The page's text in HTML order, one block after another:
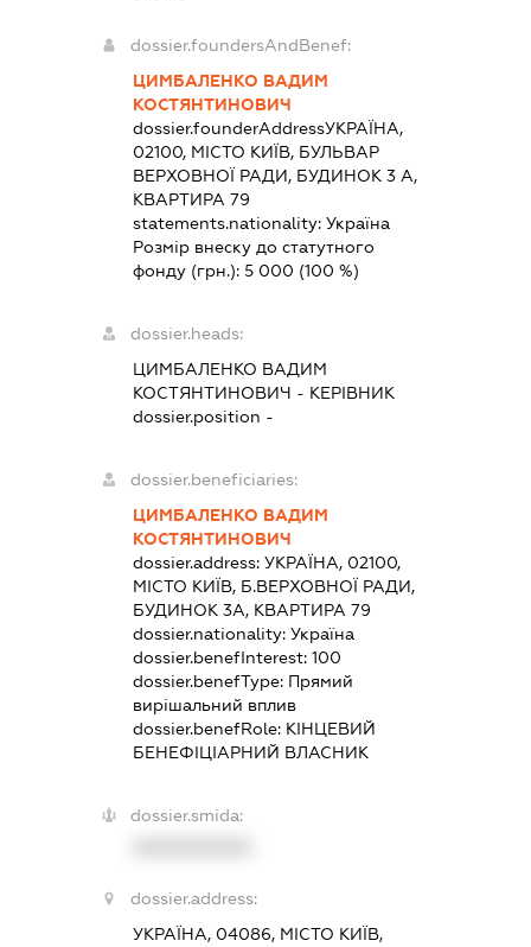
dossier.foundersAndBenef:
ЦИМБАЛЕНКО ВАДИМ
КОСТЯНТИНОВИЧ
dossier.founderAddressУКРАЇНА,
02100, МІСТО КИЇВ, БУЛЬВАР
ВЕРХОВНОЇ РАДИ, БУДИНОК 3 А,
КВАРТИРА 79
statements.nationality:Україна
Розмір внеску до статутного
фонду (грн.):5 000 (100 %)
dossier.heads:
ЦИМБАЛЕНКО ВАДИМ
КОСТЯНТИНОВИЧ - КЕРІВНИК
dossier.position -
dossier.beneficiaries:
ЦИМБАЛЕНКО ВАДИМ
КОСТЯНТИНОВИЧ
dossier.address:УКРАЇНА, 02100,
МІСТО КИЇВ, Б.ВЕРХОВНОЇ РАДИ,
БУДИНОК 3А, КВАРТИРА 79
dossier.nationality:Україна
dossier.benefInterest:100
dossier.benefType: Прямий
вирішальний вплив
dossier.benefRole: КІНЦЕВИЙ
БЕНЕФІЦІАРНИЙ ВЛАСНИК
dossier.smida:
dossier.address:
УКРАЇНА, 04086, МІСТО КИЇВ,